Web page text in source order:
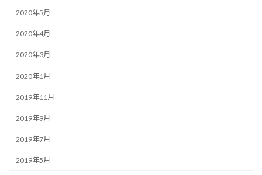
2020年5月
2020年4月
2020年3月
2020年1月
2019年11月
2019年9月
2019年7月
2019年5月